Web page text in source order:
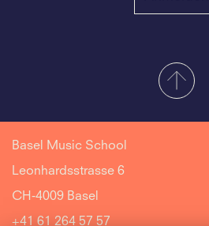
Basel Music School
Leonhardsstrasse 6
CH-4009 Basel
+41 61 264 57 57